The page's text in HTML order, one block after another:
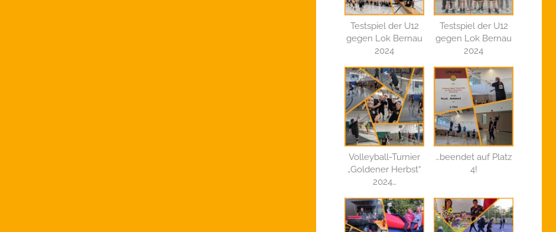
Testspiel der U12
gegen Lok Bernau
2024
Testspiel der U12
gegen Lok Bernau
2024
Volleyball-Turnier
„Goldener Herbst“
2024…
…beendet auf Platz
4!